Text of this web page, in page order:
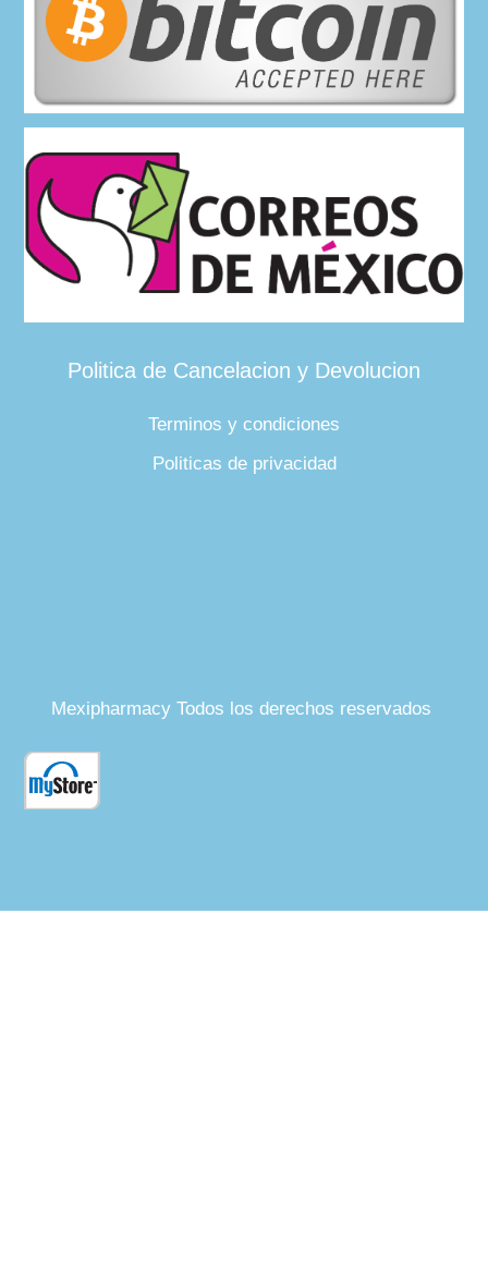
Politica de Cancelacion y Devolucion
Terminos y condiciones
Politicas de privacidad
Mexipharmacy Todos los derechos reservados